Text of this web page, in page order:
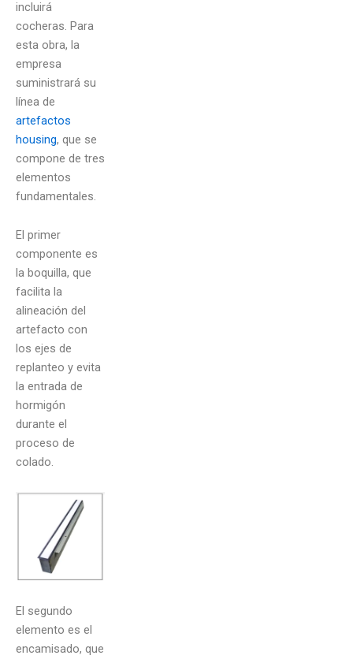
incluirá
cocheras. Para
esta obra, la
empresa
suministrará su
línea de
artefactos
housing, que se
compone de tres
elementos
fundamentales.
El primer
componente es
la boquilla, que
facilita la
alineación del
artefacto con
los ejes de
replanteo y evita
la entrada de
hormigón
durante el
proceso de
colado.
El segundo
elemento es el
encamisado, que